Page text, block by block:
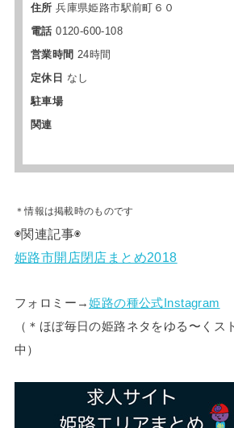
住所 兵庫県姫路市駅前町６０
電話 0120-600-108
営業時間 24時間
定休日 なし
駐車場
関連
＊情報は掲載時のものです
◉関連記事◉
姫路市開店閉店まとめ2018
フォロミー→姫路の種公式Instagram
（＊ ほぼ毎日の姫路ネタをゆる〜くス
中）